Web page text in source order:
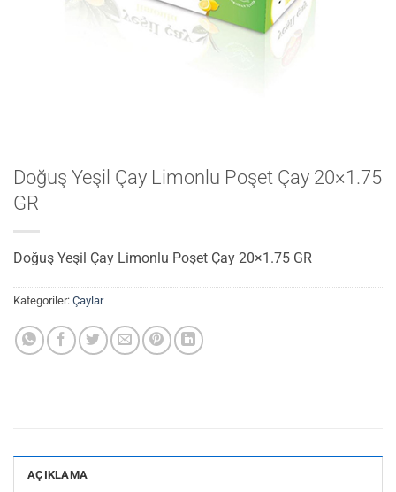
Doğuş Yeşil Çay Limonlu Poşet Çay 20×1.75
GR
Doğuş Yeşil Çay Limonlu Poşet Çay 20×1.75 GR
Kategoriler: Çaylar
AÇIKLAMA